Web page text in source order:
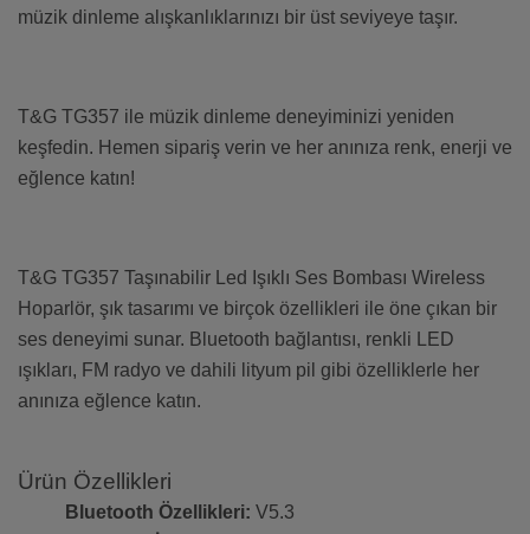
müzik dinleme alışkanlıklarınızı bir üst seviyeye taşır.
T&G TG357 ile müzik dinleme deneyiminizi yeniden
keşfedin. Hemen sipariş verin ve her anınıza renk, enerji ve
eğlence katın!
T&G TG357 Taşınabilir Led Işıklı Ses Bombası Wireless
Hoparlör, şık tasarımı ve birçok özellikleri ile öne çıkan bir
ses deneyimi sunar. Bluetooth bağlantısı, renkli LED
ışıkları, FM radyo ve dahili lityum pil gibi özelliklerle her
anınıza eğlence katın.
Ürün Özellikleri
Bluetooth Özellikleri: V5.3